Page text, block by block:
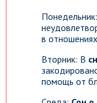
Понедельник:
в
Вторник: В
помощь от